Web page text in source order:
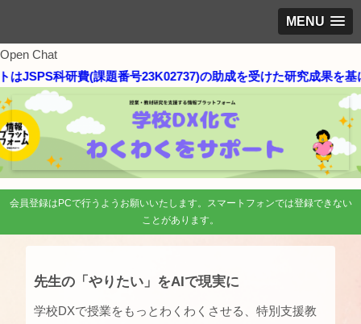
MENU
Open Chat
(課題番号23K02737)の助成を受けた研究成果を基に作成されて
会員登録はPCで行うようお願いいたします。スマートフォンでは登録できない
ことがあります。
先生の「やりたい」をAIで現実に
学校DXで授業をもっとわくわくさせる、特別支援教